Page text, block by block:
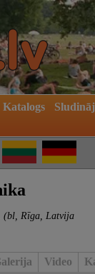
Katalogs
(bl, Rīga, Latvija
Video